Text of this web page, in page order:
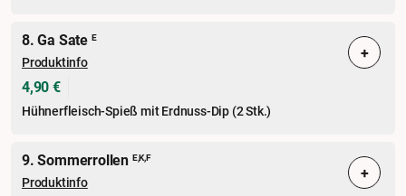
8. Ga Sate E
Produktinfo
4,90 €
Hühnerfleisch-Spieß mit Erdnuss-Dip (2 Stk.)
+
9. Sommerrollen E,K,F
Produktinfo +